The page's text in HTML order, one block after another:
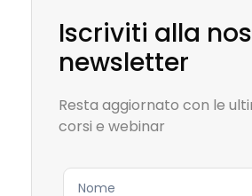
Iscriviti alla
newsletter
Resta aggiornato con le
corsi e webinar